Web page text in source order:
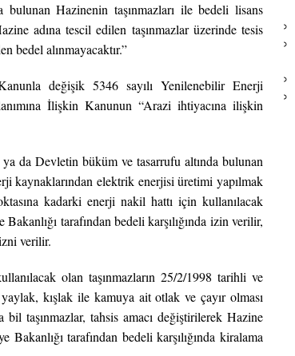
Hazinenin taşınmazları ile bedeli lisans
adına tescil edilen taşınmazlar üzerinde tesis
bedel alınmayacaktır.”
değişik 5346 sayılı Yenilenebilir Enerji
İlişkin Kanunun “Arazi ihtiyacına ilişkin
da Devletin büküm ve tasarrufu altında bulunan
kaynaklarından elektrik enerjisi üretimi yapılmak
kadarki enerji nakil hattı için kullanılacak
tarafından bedeli karşılığında izin verilir,
verilir.
olan taşınmazların 25/2/1998 tarihli ve
kışlak ile kamuya ait otlak ve çayır olması
taşınmazlar, tahsis amacı değiştirilerek Hazine
tarafından bedeli karşılığında kiralama